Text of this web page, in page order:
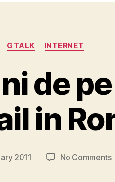
Categories
GTALK INTERNET
de
in
2011 No Comments